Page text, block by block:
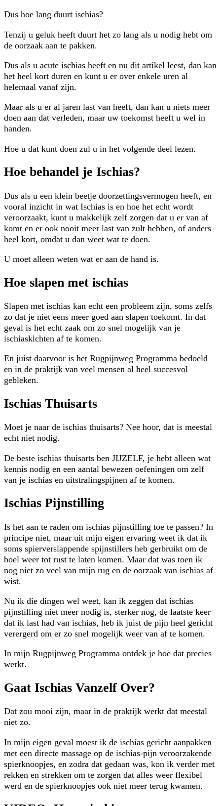
Dus hoe lang duurt ischias?
Tenzij u geluk heeft duurt het zo lang als u nodig hebt om
de oorzaak aan te pakken.
Dus als u acute ischias heeft en nu dit artikel leest, dan kan
het heel kort duren en kunt u er over enkele uren al
helemaal vanaf zijn.
Maar als u er al jaren last van heeft, dan kan u niets meer
doen aan dat verleden, maar uw toekomst heeft u wel in
handen.
Hoe u dat kunt doen zul u in het volgende deel lezen.
Hoe behandel je Ischias?
Dus als u een klein beetje doorzettingsvermogen heeft, en
vooral inzicht in wat Ischias is en hoe het echt wordt
veroorzaakt, kunt u makkelijk zelf zorgen dat u er van af
komt en er ook nooit meer last van zult hebben, of anders
heel kort, omdat u dan weet wat te doen.
U moet alleen weten wat er aan de hand is.
Hoe slapen met ischias
Slapen met ischias kan echt een probleem zijn, soms zelfs
zo dat je niet eens meer goed aan slapen toekomt. In dat
geval is het echt zaak om zo snel mogelijk van je
ischiasklchten af te komen.
En juist daarvoor is het Rugpijnweg Programma bedoeld
en in de praktijk van veel mensen al heel succesvol
gebleken.
Ischias Thuisarts
Moet je naar de ischias thuisarts? Nee hoor, dat is meestal
echt niet nodig.
De beste ischias thuisarts ben JIJZELF, je hebt alleen wat
kennis nodig en een aantal bewezen oefeningen om zelf
van je ischias en uitstralingspijnen af te komen.
Ischias Pijnstilling
Is het aan te raden om ischias pijnstilling toe te passen? In
principe niet, maar uit mijn eigen ervaring weet ik dat ik
soms spierverslappende spijnstillers heb gerbruikt om de
boel weer tot rust te laten komen. Maar dat was toen ik
nog niet zo veel van mijn rug en de oorzaak van ischias af
wist.
Nu ik die dingen wel weet, kan ik zeggen dat ischias
pijnstilling niet meer nodig is, sterker nog, de laatste keer
dat ik last had van ischias, heb ik juist de pijn heel gericht
verergerd om er zo snel mogelijk weer van af te komen.
In mijn Rugpijnweg Programma ontdek je hoe dat precies
werkt.
Gaat Ischias Vanzelf Over?
Dat zou mooi zijn, maar in de praktijk werkt dat meestal
niet zo.
In mijn eigen geval moest ik de ischias gericht aanpakken
met een directe massage op de ischias-pijn veroorzakende
spierknoopjes, en zodra dat gedaan was, kon ik verder met
rekken en strekken om te zorgen dat alles weer flexibel
werd en de spierknoopjes ook niet meer terug kwamen.